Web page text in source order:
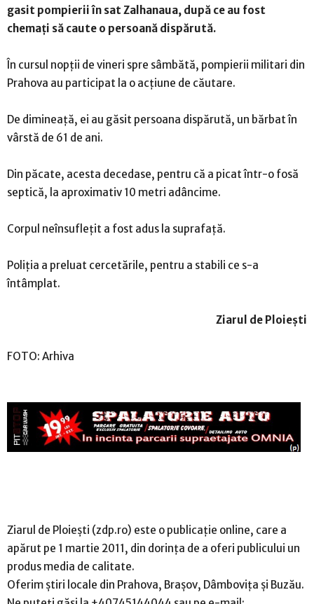
gasit pompierii în sat Zalhanaua, după ce au fost
chemați să caute o persoană dispărută.
În cursul nopții de vineri spre sâmbătă, pompierii militari din
Prahova au participat la o acțiune de căutare.
De dimineață, ei au găsit persoana dispărută, un bărbat în
vârstă de 61 de ani.
Din păcate, acesta decedase, pentru că a picat într-o fosă
septică, la aproximativ 10 metri adâncime.
Corpul neînsuflețit a fost adus la suprafață.
Poliția a preluat cercetările, pentru a stabili ce s-a
întâmplat.
Ziarul de Ploiești
FOTO: Arhiva
Ziarul de Ploiești (zdp.ro) este o publicație online, care a
apărut pe 1 martie 2011, din dorinţa de a oferi publicului un
produs media de calitate.
Oferim ştiri locale din Prahova, Brașov, Dâmbovița și Buzău.